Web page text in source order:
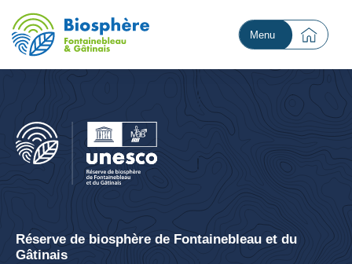
Menu
Réserve de biosphère de Fontainebleau et du
Gâtinais